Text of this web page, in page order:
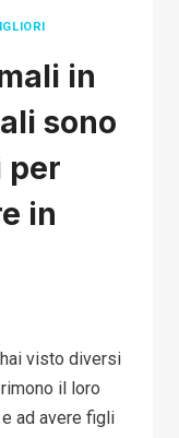
in
sono
per
in
visto diversi
il loro
ad avere figli